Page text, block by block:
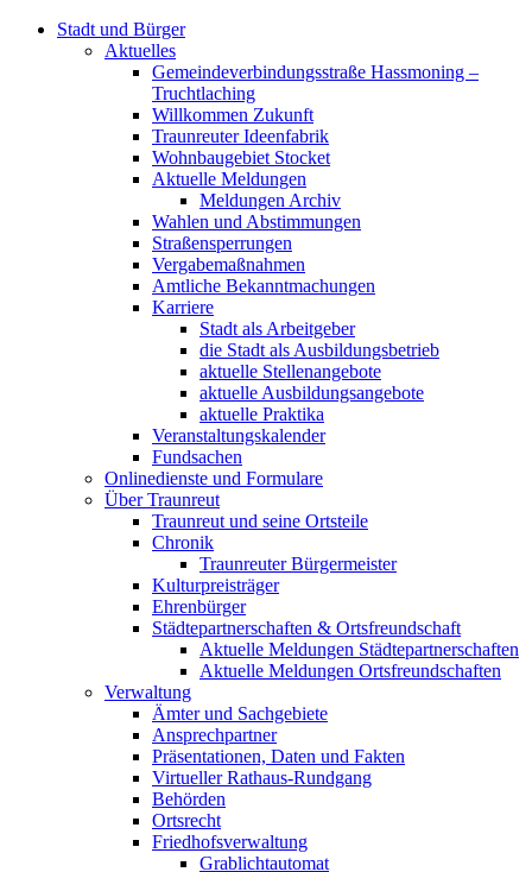
Stadt und Bürger
Aktuelles
Gemeindeverbindungsstraße Hassmoning –
Truchtlaching
Willkommen Zukunft
Traunreuter Ideenfabrik
Wohnbaugebiet Stocket
Aktuelle Meldungen
Meldungen Archiv
Wahlen und Abstimmungen
Straßensperrungen
Vergabemaßnahmen
Amtliche Bekanntmachungen
Karriere
Stadt als Arbeitgeber
die Stadt als Ausbildungsbetrieb
aktuelle Stellenangebote
aktuelle Ausbildungsangebote
aktuelle Praktika
Veranstaltungskalender
Fundsachen
Onlinedienste und Formulare
Über Traunreut
Traunreut und seine Ortsteile
Chronik
Traunreuter Bürgermeister
Kulturpreisträger
Ehrenbürger
Städtepartnerschaften & Ortsfreundschaft
Aktuelle Meldungen Städtepartnerschaften
Aktuelle Meldungen Ortsfreundschaften
Verwaltung
Ämter und Sachgebiete
Ansprechpartner
Präsentationen, Daten und Fakten
Virtueller Rathaus-Rundgang
Behörden
Ortsrecht
Friedhofsverwaltung
Grablichtautomat